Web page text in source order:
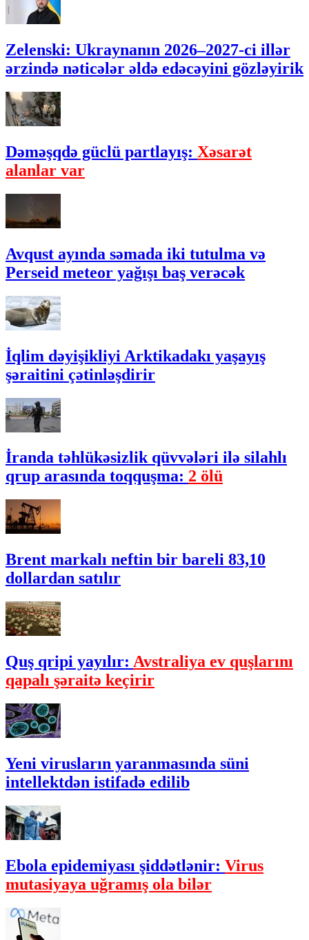
Zelenski: Ukraynanın 2026–2027-ci illər
ərzində nəticələr əldə edəcəyini gözləyirik
Dəməşqdə güclü partlayış: Xəsarət
alanlar var
Avqust ayında səmada iki tutulma və
Perseid meteor yağışı baş verəcək
İqlim dəyişikliyi Arktikadakı yaşayış
şəraitini çətinləşdirir
İranda təhlükəsizlik qüvvələri ilə silahlı
qrup arasında toqquşma: 2 ölü
Brent markalı neftin bir bareli 83,10
dollardan satılır
Quş qripi yayılır: Avstraliya ev quşlarını
qapalı şəraitə keçirir
Yeni virusların yaranmasında süni
intellektdən istifadə edilib
Ebola epidemiyası şiddətlənir: Virus
mutasiyaya uğramış ola bilər